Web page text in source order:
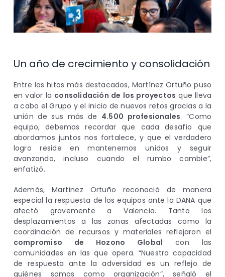
Un año de crecimiento y consolidación
Entre los hitos más destacados, Martínez Ortuño puso
en valor la consolidación de los proyectos que lleva
a cabo el Grupo y el inicio de nuevos retos gracias a la
unión de sus más de 4.500 profesionales. “Como
equipo, debemos recordar que cada desafío que
abordamos juntos nos fortalece, y que el verdadero
logro reside en mantenernos unidos y seguir
avanzando, incluso cuando el rumbo cambie”,
enfatizó.
Además, Martínez Ortuño reconoció de manera
especial la respuesta de los equipos ante la DANA que
afectó gravemente a Valencia. Tanto los
desplazamientos a las zonas afectadas como la
coordinación de recursos y materiales reflejaron el
compromiso de Hozono Global con las
comunidades en las que opera. “Nuestra capacidad
de respuesta ante la adversidad es un reflejo de
quiénes somos como organización”, señaló el